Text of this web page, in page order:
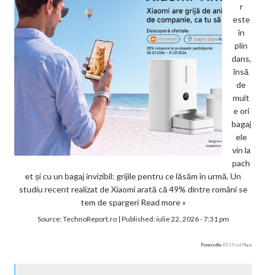
r
este
în
plin
dans,
însă
de
mult
e ori
bagaj
ele
vin la
pach
et și cu un bagaj invizibil: grijile pentru ce lăsăm în urmă. Un
studiu recent realizat de Xiaomi arată că 49% dintre români se
tem de spargeri Read more »
Source:TechnoReport.ro| Published:iulie 22, 2026 - 7:31 pm
Powered by RSS Feed Plugin